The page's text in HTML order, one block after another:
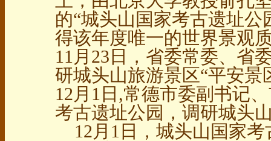
的“城头山国家考古遗址
得该年度唯一的世界景观
11月23日，省委常委、省
研城头山旅游景区“平安景
12月1日,常德市委副书记
考古遗址公园，调研城头
12月1日，城头山国家考